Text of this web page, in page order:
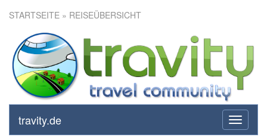
STARTSEITE » REISEÜBERSICHT
toggle
travity.de